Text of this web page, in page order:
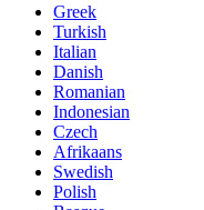
Greek
Turkish
Italian
Danish
Romanian
Indonesian
Czech
Afrikaans
Swedish
Polish